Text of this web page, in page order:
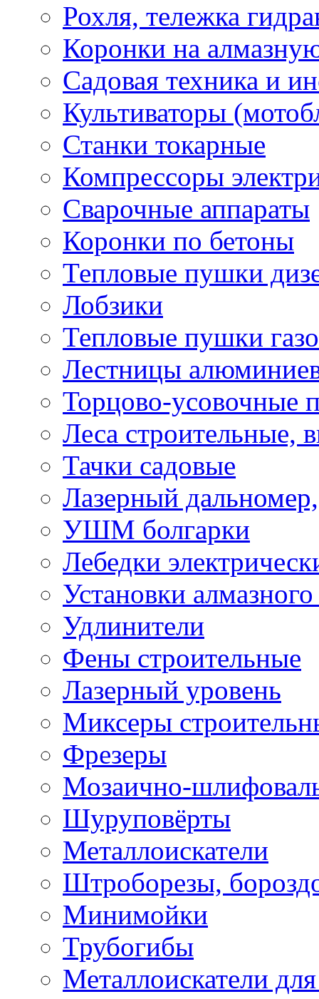
Рохля, тележка
Коронки на
Садовая техника и
Культиваторы
Станки токарные
Компрессоры
Сварочные аппараты
Коронки по бетоны
Тепловые пушки
Лобзики
Тепловые пушки
Лестницы
Торцово-усовочные
Леса строительные,
Тачки садовые
Лазерный дальномер,
УШМ болгарки
Лебедки
Установки
Удлинители
Фены строительные
Лазерный уровень
Миксеры
Фрезеры
Мозаично-
Шуруповёрты
Металлоискатели
Штроборезы,
Минимойки
Трубогибы
Металлоискатели